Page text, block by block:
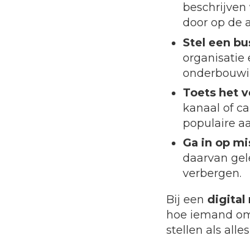
door op de
Stel een
organisatie
Toets het
kanaal of
populaire
Ga in op
daarvan
verbergen.
Bij een digital
hoe iemand
stellen als